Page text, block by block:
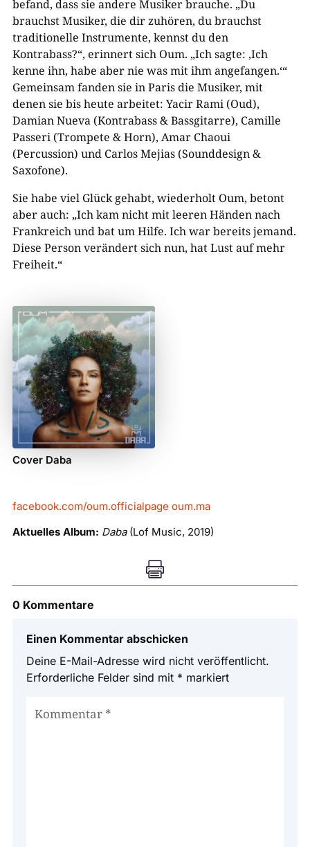
befand, dass sie andere Musiker brauche. „Du
brauchst Musiker, die dir zuhören, du brauchst
traditionelle Instrumente, kennst du den
Kontrabass?“, erinnert sich Oum. „Ich sagte: ‚Ich
kenne ihn, habe aber nie was mit ihm angefangen.‘“
Gemeinsam fanden sie in Paris die Musiker, mit
denen sie bis heute arbeitet: Yacir Rami (Oud),
Damian Nueva (Kontrabass & Bassgitarre), Camille
Passeri (Trompete & Horn), Amar Chaoui
(Percussion) und Carlos Mejias (Sounddesign &
Saxofone).
Sie habe viel Glück gehabt, wiederholt Oum, betont
aber auch: „Ich kam nicht mit leeren Händen nach
Frankreich und bat um Hilfe. Ich war bereits jemand.
Diese Person verändert sich nun, hat Lust auf mehr
Freiheit.“
Cover Daba
facebook.com/oum.officialpage oum.ma
Aktuelles Album: Daba(Lof Music, 2019)

0 Kommentare
Einen Kommentar abschicken
Deine E-Mail-Adresse wird nicht veröffentlicht.
Erforderliche Felder sind mit * markiert